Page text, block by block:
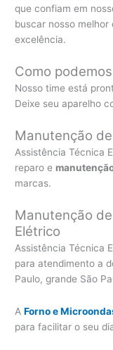
que confiam em
buscar nosso
excelência.
Como
Nosso time está
Deixe seu aparelho
Manutenção
Assistência Técnica
reparo e
marcas.
Manutenção
Elétrico
Assistência Técnica
para atendimento a
Paulo, grande São
AForno e
para facilitar o seu